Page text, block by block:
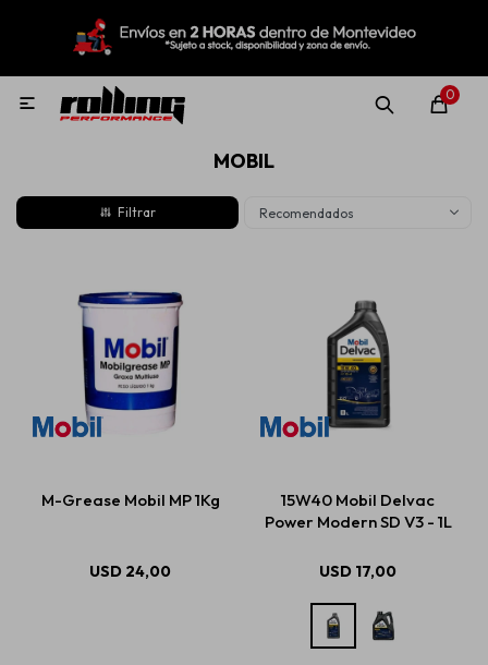
0

MOBIL
Recomendados
M-Grease Mobil MP 1Kg
USD 24,00
15W40 Mobil Delvac
Power Modern SD V3 - 1L
USD 17,00
MI CUENTA
Nuevo! Rolling Repuestos
Lubricantes
Aditivos
Estética automotriz